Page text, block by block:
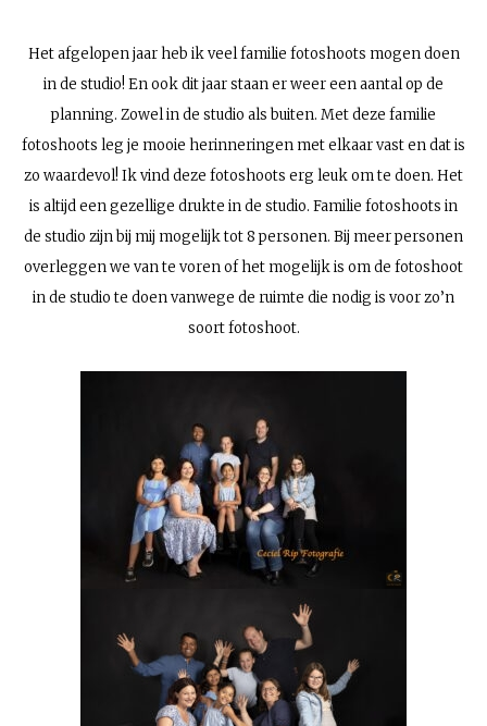
Het afgelopen jaar heb ik veel familie fotoshoots mogen doen
in de studio! En ook dit jaar staan er weer een aantal op de
planning. Zowel in de studio als buiten. Met deze familie
fotoshoots leg je mooie herinneringen met elkaar vast en dat is
zo waardevol! Ik vind deze fotoshoots erg leuk om te doen. Het
is altijd een gezellige drukte in de studio. Familie fotoshoots in
de studio zijn bij mij mogelijk tot 8 personen. Bij meer personen
overleggen we van te voren of het mogelijk is om de fotoshoot
in de studio te doen vanwege de ruimte die nodig is voor zo’n
soort fotoshoot.